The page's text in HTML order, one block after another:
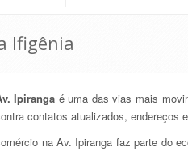
Ifigênia
Ipiranga é uma das vias mais
contatos atualizados, endereços
na Av. Ipiranga faz parte do